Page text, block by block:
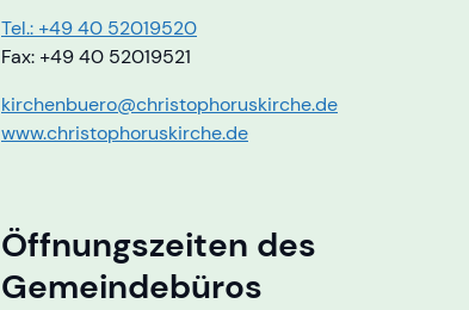
Tel.: +49 40 52019520
Fax: +49 40 52019521
kirchenbuero@christophoruskirche.de
www.christophoruskirche.de
Öffnungszeiten des
Gemeindebüros